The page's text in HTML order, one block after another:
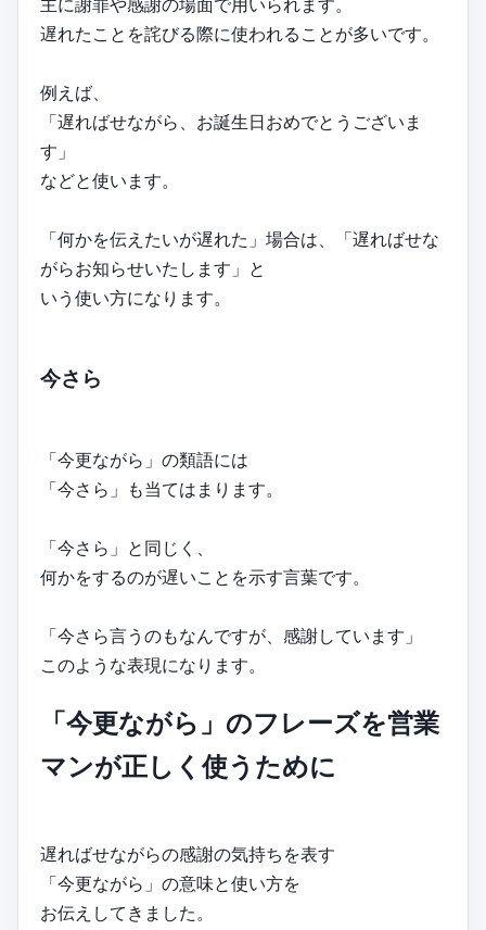
遅れたことを詫びる際に使われることが多いです。
例えば、
「遅ればせながら、お誕生日おめでとうございま
す」
などと使います。
「何かを伝えたいが遅れた」場合は、「遅ればせな
がらお知らせいたします」と
いう使い方になります。
今さら
「今更ながら」の類語には
「今さら」も当てはまります。
「今さら」と同じく、
何かをするのが遅いことを示す言葉です。
「今さら言うのもなんですが、感謝しています」
このような表現になります。
「今更ながら」のフレーズを営業
マンが正しく使うために
遅ればせながらの感謝の気持ちを表す
「今更ながら」の意味と使い方を
お伝えしてきました。